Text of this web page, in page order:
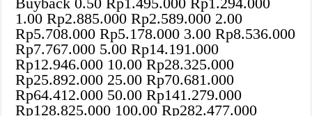
1.00 Rp2.885.000 Rp2.589.000 2.00
Rp5.708.000 Rp5.178.000 3.00 Rp8.536.000
Rp7.767.000 5.00 Rp14.191.000
Rp12.946.000 10.00 Rp28.325.000
Rp25.892.000 25.00 Rp70.681.000
Rp64.412.000 50.00 Rp141.279.000
Rp128.825.000 100.00 Rp282.477.000